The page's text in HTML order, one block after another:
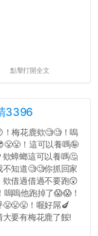
點擊打開全文
3396
！梅花鹿欸🧐🧐！嗚
！這可以養嗎🤪
欸蟑螂這可以養嗎🤔
不知道🧐🧐你抓回家
欸借過借過不要跑😲
嗚嗚他跑掉了😱😱！
😤😤😤！喔好屌🍆
大要有梅花鹿了餒!